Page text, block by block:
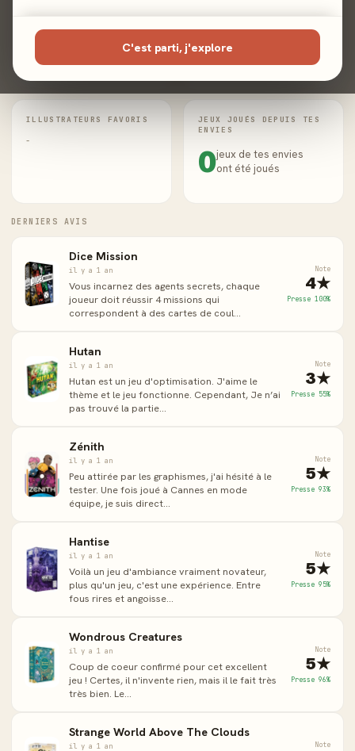
C'est parti, j'explore
Pas encore de données.
ÉDITEURS LES PLUS
JOUÉS
-
ILLUSTRATEURS FAVORIS
-
JEUX JOUÉS DEPUIS TES
ENVIES
0jeux de tes envies
ont été joués
DERNIERS AVIS
Dice Mission
il y a 1 an
Vous incarnez des agents secrets, chaque
joueur doit réussir 4 missions qui
correspondent à des cartes de coul...
Note
4★
Presse 100%
Hutan
il y a 1 an
Hutan est un jeu d'optimisation. J'aime le
thème et le jeu fonctionne. Cependant, Je n’ai
pas trouvé la partie...
Note
3★
Presse 55%
Zénith
il y a 1 an
Peu attirée par les graphismes, j'ai hésité à le
tester. Une fois joué à Cannes en mode
équipe, je suis direct...
Note
5★
Presse 93%
Hantise
il y a 1 an
Voilà un jeu d'ambiance vraiment novateur,
plus qu'un jeu, c'est une expérience. Entre
fous rires et angoisse...
Note
5★
Presse 95%
Wondrous Creatures
il y a 1 an
Coup de coeur confirmé pour cet excellent
jeu ! Certes, il n'invente rien, mais il le fait très
très bien. Le...
Note
5★
Presse 96%
Strange World Above The Clouds
il y a 1 an Note